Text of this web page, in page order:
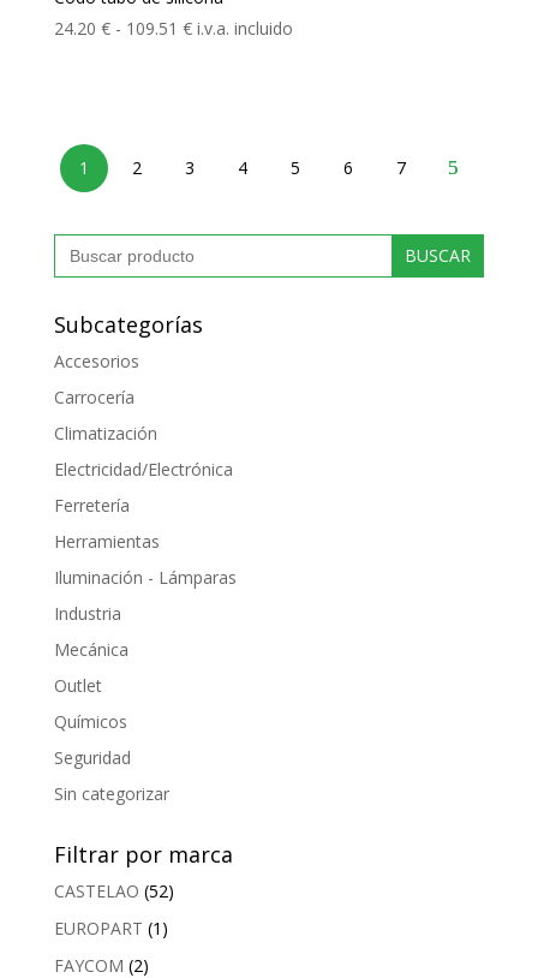
24.20 € - 109.51 €Rango
hasta
i.v.a. incluido
1 2 3 4 5 6 7
Buscar:
Subcategorías
Accesorios
Carrocería
Climatización
Electricidad/Electrónica
Ferretería
Herramientas
Iluminación - Lámparas
Industria
Mecánica
Outlet
Químicos
Seguridad
Sin categorizar
Filtrar por marca
CASTELAO (52)
EUROPART (1)
FAYCOM (2)